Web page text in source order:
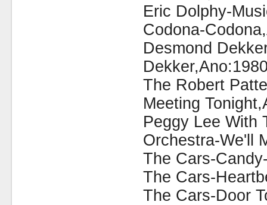
Eric Dolphy-
Codona-
Desmond
The Robert
Meeting
Peggy Lee With
Orchestra-We'll
The Cars-
The Cars-
The Cars-Door